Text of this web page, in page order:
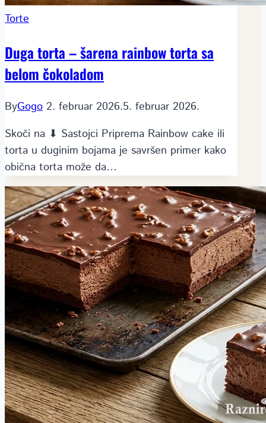
Torte
Duga torta – šarena rainbow torta sa
belom čokoladom
ByGogo 2. februar 2026.5. februar 2026.
Skoči na ⬇ Sastojci Priprema Rainbow cake ili
torta u duginim bojama je savršen primer kako
obična torta može da…